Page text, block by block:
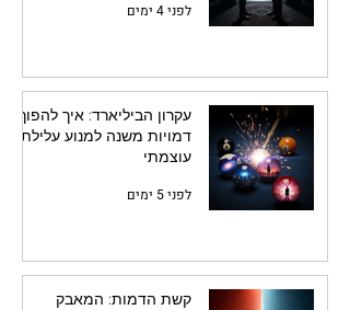
לפני 4 ימים
עקרון הביליארד: איך להפוך
דמויות משנה למנוע עלילתי
עוצמתי
לפני 5 ימים
קשת הדמות: המאבק